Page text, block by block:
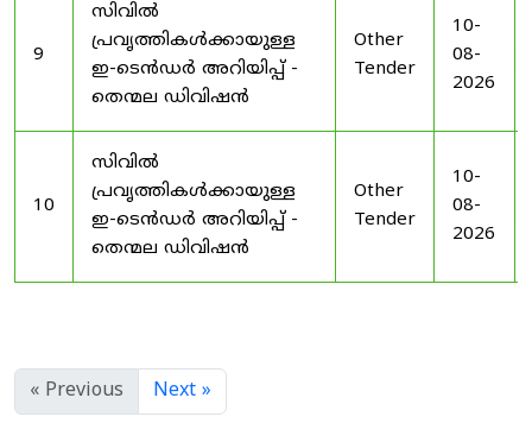
9
സിവിൽ
പ്രവൃത്തികൾക്കായുള്ള
ഇ-ടെൻഡർ അറിയിപ്പ് -
തെന്മല ഡിവിഷൻ
Other
Tender
10-
08-
2026
10
സിവിൽ
പ്രവൃത്തികൾക്കായുള്ള
ഇ-ടെൻഡർ അറിയിപ്പ് -
തെന്മല ഡിവിഷൻ
Other
Tender
10-
08-
2026
« Previous Next »